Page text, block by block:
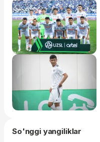
So'nggi yangiliklar